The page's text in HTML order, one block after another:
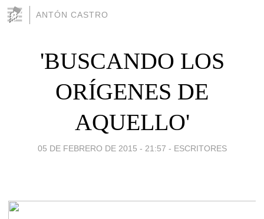
ANTÓN CASTRO
'BUSCANDO LOS
ORÍGENES DE
AQUELLO'
05 DE FEBRERO DE 2015 - 21:57 - ESCRITORES